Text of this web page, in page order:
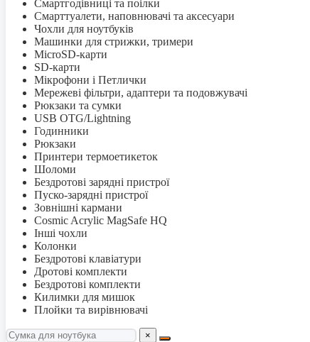
Смартгодівниці та поілки
Смарттуалети, наповнювачі та аксесуари
Чохли для ноутбуків
Машинки для стрижки, тримери
MicroSD-карти
SD-карти
Мікрофони і Петлички
Мережеві фільтри, адаптери та подовжувачі
Рюкзаки та сумки
USB OTG/Lightning
Годинники
Рюкзаки
Принтери термоетикеток
Шоломи
Бездротові зарядні пристрої
Пуско-зарядні пристрої
Зовнішні кармани
Cosmic Acrylic MagSafe HQ
Інші чохли
Колонки
Бездротові клавіатури
Дротові комплекти
Бездротові комплекти
Килимки для мишок
Плойки та вирівнювачі
×